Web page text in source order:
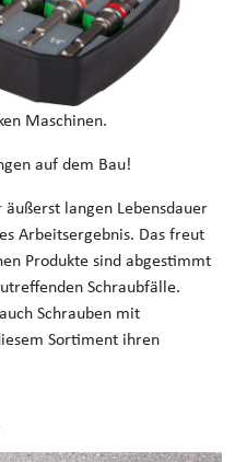
Maschinen.
auf dem Bau!
langen Lebensdauer
Arbeitsergebnis. Das freut
Produkte sind abgestimmt
Schraubfälle.
Schrauben mit
Sortiment ihren